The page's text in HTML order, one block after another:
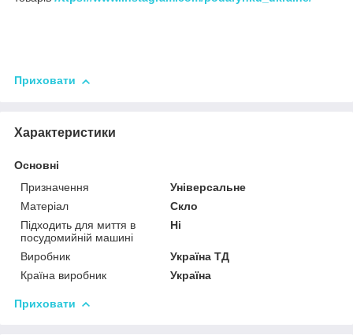
Приховати
Характеристики
Основні
Призначення
Універсальне
Матеріал
Скло
Підходить для миття в
посудомийній машині
Ні
Виробник
Україна ТД
Країна виробник
Україна
Приховати